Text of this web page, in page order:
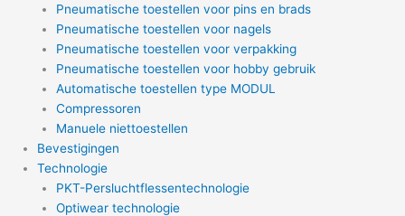
Pneumatische toestellen voor pins en brads
Pneumatische toestellen voor nagels
Pneumatische toestellen voor verpakking
Pneumatische toestellen voor hobby gebruik
Automatische toestellen type MODUL
Compressoren
Manuele niettoestellen
Bevestigingen
Technologie
PKT-Persluchtflessentechnologie
Optiwear technologie